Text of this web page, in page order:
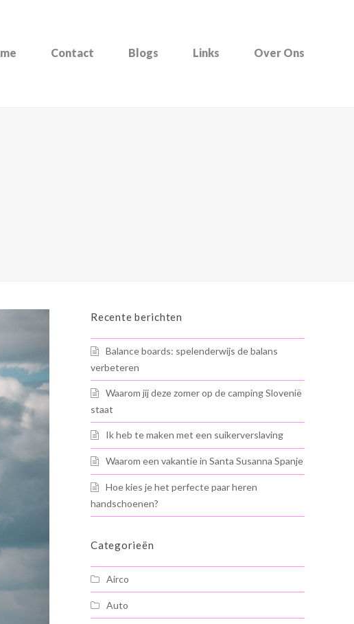
Contact Blogs Links Over Ons
Recente berichten
Balance boards: spelenderwijs de balans
verbeteren
Waarom jij deze zomer op de camping Slovenië
staat
Ik heb te maken met een suikerverslaving
Waarom een vakantie in Santa Susanna Spanje
Hoe kies je het perfecte paar heren
handschoenen?
Categorieën
Airco
Auto